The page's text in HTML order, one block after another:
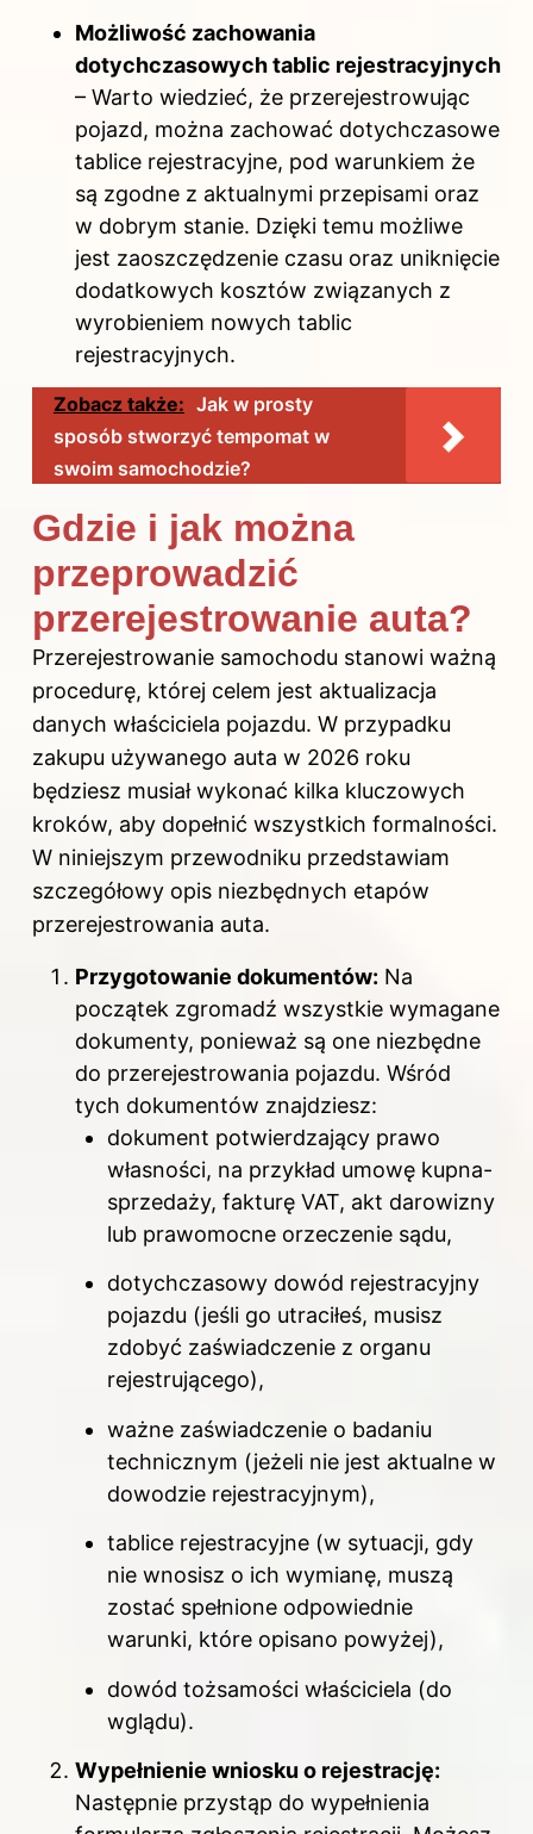
Możliwość zachowania
dotychczasowych tablic rejestracyjnych
– Warto wiedzieć, że przerejestrowując
pojazd, można zachować dotychczasowe
tablice rejestracyjne, pod warunkiem że
są zgodne z aktualnymi przepisami oraz
w dobrym stanie. Dzięki temu możliwe
jest zaoszczędzenie czasu oraz uniknięcie
dodatkowych kosztów związanych z
wyrobieniem nowych tablic
rejestracyjnych.
Zobacz także: Jak w prosty
sposób stworzyć tempomat w
swoim samochodzie?
Gdzie i jak można
przeprowadzić
przerejestrowanie auta?
Przerejestrowanie samochodu stanowi ważną
procedurę, której celem jest aktualizacja
danych właściciela pojazdu. W przypadku
zakupu używanego auta w 2026 roku
będziesz musiał wykonać kilka kluczowych
kroków, aby dopełnić wszystkich formalności.
W niniejszym przewodniku przedstawiam
szczegółowy opis niezbędnych etapów
przerejestrowania auta.
Przygotowanie dokumentów: Na
początek zgromadź wszystkie wymagane
dokumenty, ponieważ są one niezbędne
do przerejestrowania pojazdu. Wśród
tych dokumentów znajdziesz:
dokument potwierdzający prawo
własności, na przykład umowę kupna-
sprzedaży, fakturę VAT, akt darowizny
lub prawomocne orzeczenie sądu,
dotychczasowy dowód rejestracyjny
pojazdu (jeśli go utraciłeś, musisz
zdobyć zaświadczenie z organu
rejestrującego),
ważne zaświadczenie o badaniu
technicznym (jeżeli nie jest aktualne w
dowodzie rejestracyjnym),
tablice rejestracyjne (w sytuacji, gdy
nie wnosisz o ich wymianę, muszą
zostać spełnione odpowiednie
warunki, które opisano powyżej),
dowód tożsamości właściciela (do
wglądu).
Wypełnienie wniosku o rejestrację:
Następnie przystąp do wypełnienia